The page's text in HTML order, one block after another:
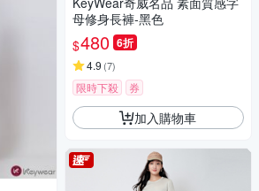
母修身長褲-黑色
$480 6折
4.9 (7)
限時下殺 券
加入購物車